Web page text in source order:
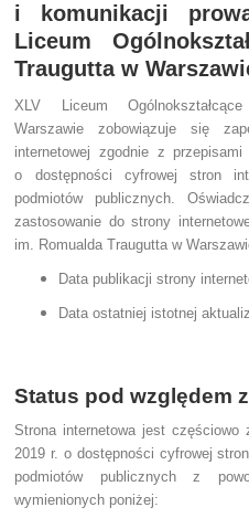
i komunikacji
Liceum
Traugutta w
XLV Liceum
Warszawie zobowiązuje się
internetowej zgodnie z
o dostępności cyfrowej stron
podmiotów publicznych.
zastosowanie do strony
im. Romualda Traugutta w
Data publikacji strony
Data ostatniej istotnej
Status pod względem
Strona internetowa jest
2019 r. o dostępności cyfrowej
podmiotów publicznych z
wymienionych poniżej: